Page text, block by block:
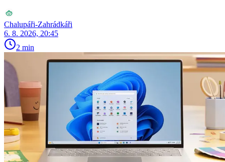
Chalupáři-Zahrádkáři
6. 8. 2026, 20:45
2 min